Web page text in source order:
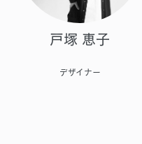
戸塚 恵子
デザイナー